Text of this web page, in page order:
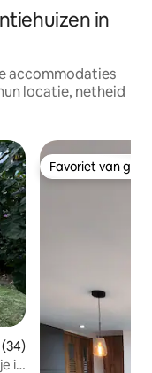
in
accommodaties
locatie, netheid
beoordeling van
in
Favoriet van
Favoriet van